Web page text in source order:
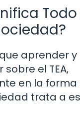
Todo
aprender y
el TEA,
en la forma
trata a